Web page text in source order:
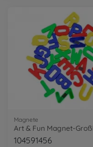
Magnete
104591456